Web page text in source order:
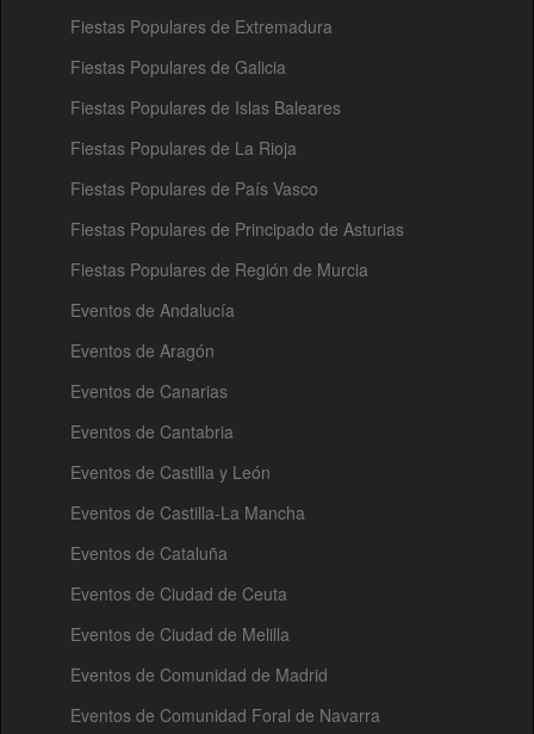
Fiestas Populares de Extremadura
Fiestas Populares de Galicia
Fiestas Populares de Islas Baleares
Fiestas Populares de La Rioja
Fiestas Populares de País Vasco
Fiestas Populares de Principado de Asturias
Fiestas Populares de Región de Murcia
Eventos de Andalucía
Eventos de Aragón
Eventos de Canarias
Eventos de Cantabria
Eventos de Castilla y León
Eventos de Castilla-La Mancha
Eventos de Cataluña
Eventos de Ciudad de Ceuta
Eventos de Ciudad de Melilla
Eventos de Comunidad de Madrid
Eventos de Comunidad Foral de Navarra